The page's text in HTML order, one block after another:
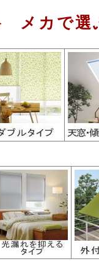
メカで選